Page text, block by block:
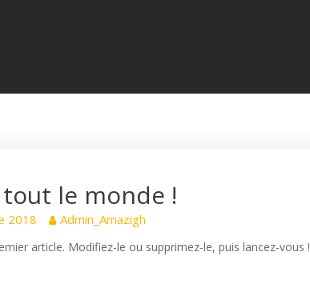
le monde !
2018 Admin_Amazigh
article. Modifiez-le ou supprimez-le, puis lancez-vous !